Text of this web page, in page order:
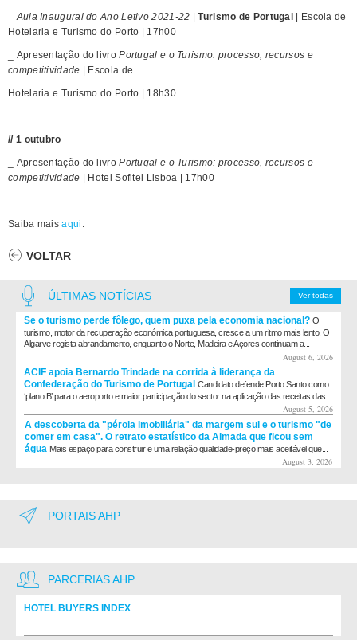
_Aula Inaugural do Ano Letivo 2021-22 |Turismo de Portugal
| Escola de
Hotelaria e Turismo do Porto | 17h00
_ Apresentação do livroPortugal e o Turismo: processo, recursos e
competitividade | Escola de
​H​otelaria e Turismo do Porto​ | 18h30
// 1 outubro​
_ Apresentação do livroPortugal e o Turismo: processo, recursos e
competitividade | Hotel Sofitel Lisboa | 17h00​
Saiba maisaqui .
VOLTAR
Ver todas
ÚLTIMAS NOTÍCIAS
Se o turismo perde fôlego, quem puxa pela economia nacional? O
turismo, motor da recuperação económica portuguesa, cresce a um ritmo mais lento. O
Algarve regista abrandamento, enquanto o Norte, Madeira e Açores continuam a...
August 6, 2026
ACIF apoia Bernardo Trindade na corrida à liderança da
Confederação do Turismo de Portugal Candidato defende Porto Santo como
‘plano B’ para o aeroporto e maior participação do sector na aplicação das receitas das...
August 5, 2026
A descoberta da "pérola imobiliária" da margem sul e o turismo "de
comer em casa". O retrato estatístico da Almada que ficou sem
água Mais espaço para construir e uma relação qualidade-preço mais aceitável que...
August 3, 2026
PORTAIS AHP
PARCERIAS AHP
HOTEL BUYERS INDEX